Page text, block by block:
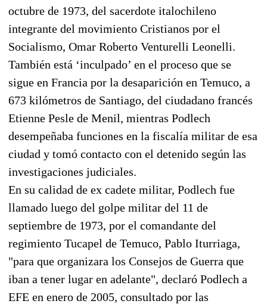
octubre de 1973, del sacerdote italochileno
integrante del movimiento Cristianos por el
Socialismo, Omar Roberto Venturelli Leonelli.
También está ‘inculpado’ en el proceso que se
sigue en Francia por la desaparición en Temuco, a
673 kilómetros de Santiago, del ciudadano francés
Etienne Pesle de Menil, mientras Podlech
desempeñaba funciones en la fiscalía militar de esa
ciudad y tomó contacto con el detenido según las
investigaciones judiciales.
En su calidad de ex cadete militar, Podlech fue
llamado luego del golpe militar del 11 de
septiembre de 1973, por el comandante del
regimiento Tucapel de Temuco, Pablo Iturriaga,
"para que organizara los Consejos de Guerra que
iban a tener lugar en adelante", declaró Podlech a
EFE en enero de 2005, consultado por las